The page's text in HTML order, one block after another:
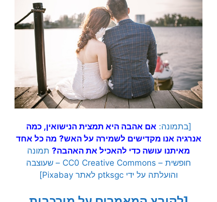
[בתמונה: אם אהבה היא תמצית הנישואין, כמה
אנרגיה אנו מקדישים לשמירה על האש? מה כל אחד
מאיתנו עושה כדי להאכיל את האהבה? תמונה
חופשית – CC0 Creative Commons – שעוצבה
והועלתה על ידי ptksgc לאתר Pixabay]